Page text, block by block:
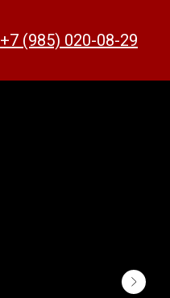
+7 (985) 020-08-29